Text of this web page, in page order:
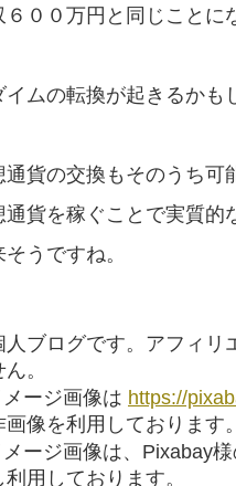
００万円と同じことに
ムの転換が起きるかも
通貨の交換もそのうち可
貨を稼ぐことで実質的
うですね。
ブログです。アフィリ
。
ージ画像は https://
像を利用しております。
ージ画像は、Pixabay様
用しております。